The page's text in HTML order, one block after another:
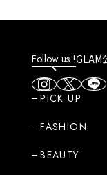
Follow us !GLAM
PICK UP
FASHION
BEAUTY